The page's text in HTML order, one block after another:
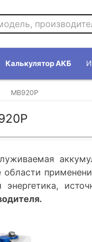
Калькулятор АКБ
MB920P
энергетика,